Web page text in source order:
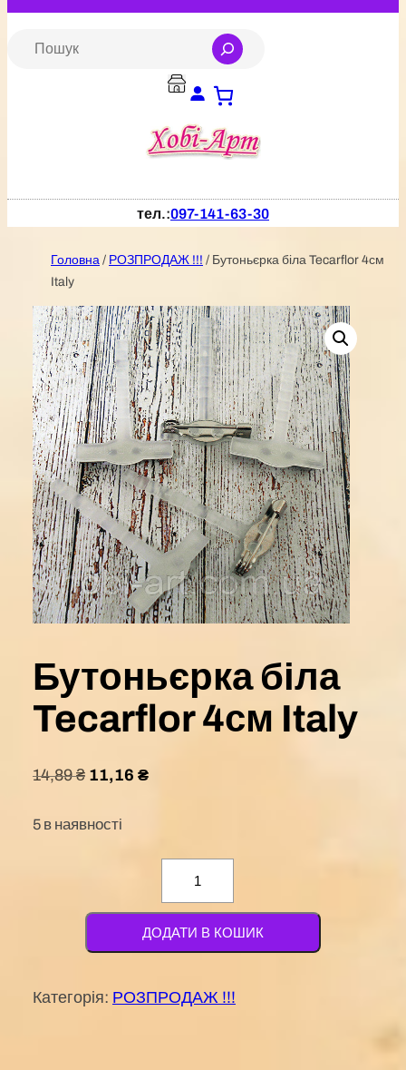
Перейти
тел.:097-141-63-30
Головна / РОЗПРОДАЖ !!! / Бутоньєрка біла Tecarflor 4см
Italy
Бутоньєрка біла
Tecarflor 4см Italy
14,89₴ 11,16 ₴
5 в наявності
Бутоньєрка
біла
Tecarflor
4см
кількість
ДОДАТИ В КОШИК
Категорія: РОЗПРОДАЖ !!!